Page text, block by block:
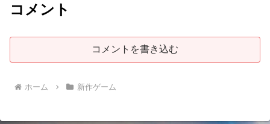
コメント
コメントを書き込む
ホーム 新作ゲーム